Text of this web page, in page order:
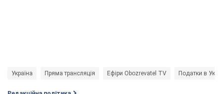
Україна Пряма трансляція Ефіри Obozrevatel TV Податки в